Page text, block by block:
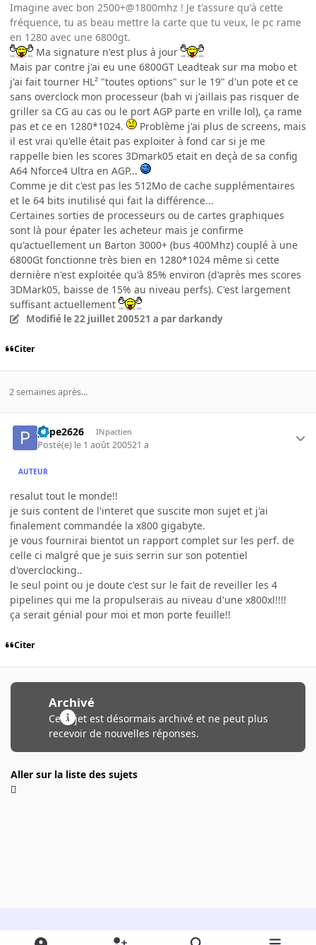
Imagine avec bon 2500+@1800mhz ! Je t'assure qu'à cette
fréquence, tu as beau mettre la carte que tu veux, le pc rame
en 1280 avec une 6800gt.
Ma signature n'est plus à jour
Mais par contre j'ai eu une 6800GT Leadteak sur ma mobo et
j'ai fait tourner HL² "toutes options" sur le 19" d'un pote et ce
sans overclock mon processeur (bah vi j'aillais pas risquer de
griller sa CG au cas ou le port AGP parte en vrille lol), ça rame
pas et ce en 1280*1024.
Problème j'ai plus de screens, mais
il est vrai qu'elle était pas exploiter à fond car si je me
rappelle bien les scores 3Dmark05 etait en deçà de sa config
A64 Nforce4 Ultra en AGP...
Comme je dit c'est pas les 512Mo de cache supplémentaires
et le 64 bits inutilisé qui fait la différence...
Certaines sorties de processeurs ou de cartes graphiques
sont là pour épater les acheteur mais je confirme
qu'actuellement un Barton 3000+ (bus 400Mhz) couplé à une
6800Gt fonctionne très bien en 1280*1024 même si cette
dernière n'est exploitée qu'à 85% environ (d'après mes scores
3DMark05, baisse de 15% au niveau perfs). C'est largement
suffisant actuellement
Modifié le 22 juillet 200521 a par darkandy
Citer
2 semaines après...
pepe2626 INpactien
Posté(e) le 1 août 200521 a
AUTEUR
resalut tout le monde!!
je suis content de l'interet que suscite mon sujet et j'ai
finalement commandée la x800 gigabyte.
je vous fournirai bientot un rapport complet sur les perf. de
celle ci malgré que je suis serrin sur son potentiel
d'overclocking..
le seul point ou je doute c'est sur le fait de reveiller les 4
pipelines qui me la propulserais au niveau d'une x800xl!!!!
ça serait génial pour moi et mon porte feuille!!
Citer
Archivé
Ce sujet est désormais archivé et ne peut plus
recevoir de nouvelles réponses.
Aller sur la liste des sujets